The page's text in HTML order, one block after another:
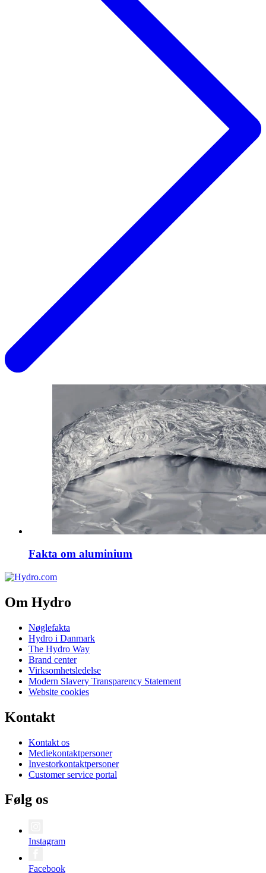
Fakta om aluminium
Om Hydro
Nøglefakta
Hydro i Danmark
The Hydro Way
Brand center
Virksomhetsledelse
Modern Slavery Transparency Statement
Website cookies
Kontakt
Kontakt os
Mediekontaktpersoner
Investorkontaktpersoner
Customer service portal
Følg os
Instagram
Facebook